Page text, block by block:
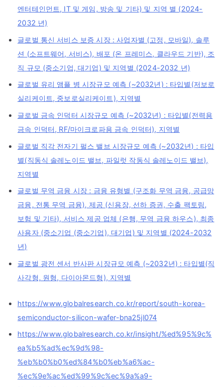
엔터테인먼트, IT 및 게임, 방송 및 기타) 및 지역 별 (2024-
2032 년)
글로벌 통신 서비스 보증 시장 : 사업자별 (고정, 모바일), 솔루
션 (소프트웨어, 서비스), 배포 (온 프레미스, 클라우드 기반), 조
직 규모 (중소기업, 대기업) 및 지역별 (2024-2032 년)
글로벌 유리 앰플 병 시장규모 예측 (~2032년) : 타입별(저보로
실리케이트, 중보로실리케이트), 지역별
글로벌 금속 인덕터 시장규모 예측 (~2032년) : 타입별(전력용
금속 인덕터, RF/마이크로파용 금속 인덕터), 지역별
글로벌 직각 전자기 펄스 밸브 시장규모 예측 (~2032년) : 타입
별(직동식 솔레노이드 밸브, 파일럿 작동식 솔레노이드 밸브),
지역별
글로벌 무역 금융 시장 : 금융 유형별 (구조화 무역 금융, 공급망
금융, 전통 무역 금융), 제공 (신용장, 선하 증권, 수출 팩토링,
보험 및 기타), 서비스 제공 업체 (은행, 무역 금융 하우스), 최종
사용자 (중소기업 (중소기업), 대기업) 및 지역별 (2024-2032
년)
글로벌 광전 센서 반사판 시장규모 예측 (~2032년) : 타입별(직
사각형, 원형, 다이아몬드형), 지역별
https://www.globalresearch.co.kr/report/south-korea-
semiconductor-silicon-wafer-bna25jl074
https://www.globalresearch.co.kr/insight/%ed%95%9c%
ea%b5%ad%ec%9d%98-
%eb%b0%b0%ed%84%b0%eb%a6%ac-
%ec%9e%ac%ed%99%9c%ec%9a%a9-